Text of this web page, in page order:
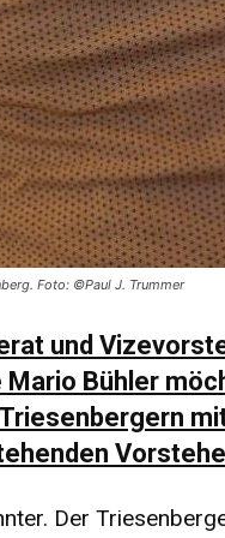
Foto: ©Paul J. Trummer
und
Bühler
Der